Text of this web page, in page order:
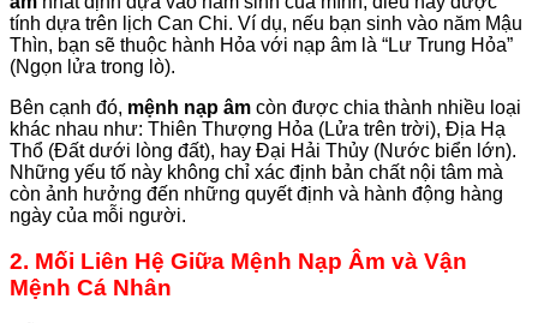
tính dựa trên lịch Can Chi. Ví dụ, nếu bạn sinh vào năm Mậu
Thìn, bạn sẽ thuộc hành Hỏa với nạp âm là “Lư Trung Hỏa”
(Ngọn lửa trong lò).
Bên cạnh đó, mệnh nạp âm còn được chia thành nhiều loại
khác nhau như: Thiên Thượng Hỏa (Lửa trên trời), Địa Hạ
Thổ (Đất dưới lòng đất), hay Đại Hải Thủy (Nước biển lớn).
Những yếu tố này không chỉ xác định bản chất nội tâm mà
còn ảnh hưởng đến những quyết định và hành động hàng
ngày của mỗi người.
2. Mối Liên Hệ Giữa Mệnh Nạp Âm và Vận
Mệnh Cá Nhân